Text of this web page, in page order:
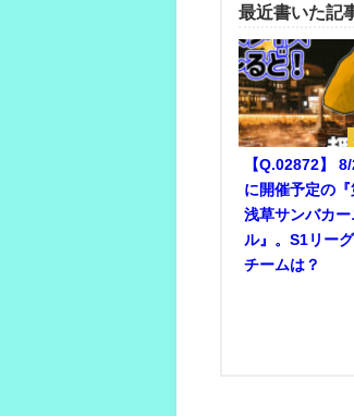
最近書いた記
【Q.02872】
に開催予定の『
浅草サンバカー
ル』。S1リー
チームは？